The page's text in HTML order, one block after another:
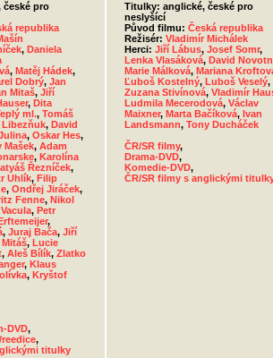
české pro
republika
, Daniela
, Matěj Hádek,
Dobrý, Jan
Mitaš, Jiří
, Dita
ml., Tomáš
Libezňuk, David
, Oskar Hes,
Mašek, Adam
, Karolína
Řezníček,
Uhlík, Filip
, Ondřej Jiráček,
Fenne, Nikol
, Petr
,
, Juraj Bača, Jiří
, Lucie
, Aleš Bílík, Zlatko
, Klaus
, Kryštof
DVD,
,
titulky
Titulky: anglické, české pro
neslyšící
Původ filmu: Česká republika
Režisér: Vladimír Michálek
Herci: Jiří Lábus, Josef Somr,
Lenka Vlasáková, David
Marie Málková, Mariana
Ľuboš Kostelný, Luboš Veselý,
Zuzana Stivínová, Vladimír
Ludmila Mecerodová, Václav
Maixner, Marta Bačíková, Ivan
Landsmann, Tony Ducháček
ČR/SR filmy,
Drama-DVD,
Komedie-DVD,
ČR/SR filmy s anglickými